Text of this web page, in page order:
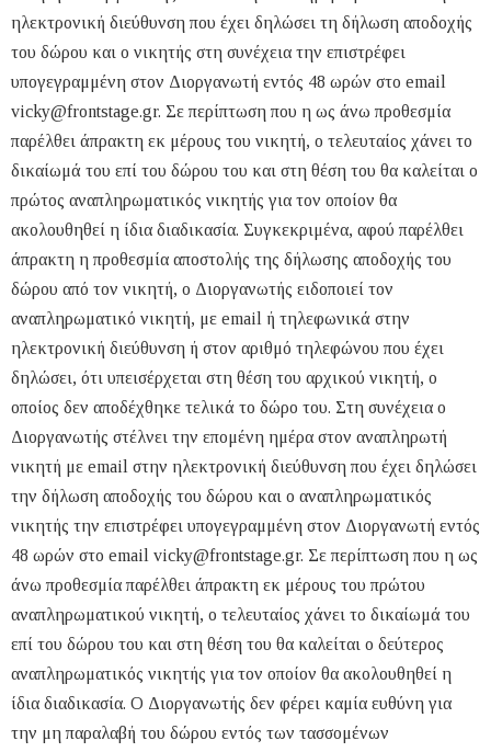
ηλεκτρονική διεύθυνση που έχει δηλώσει τη δήλωση αποδοχής
του δώρου και o νικητής στη συνέχεια την επιστρέφει
υπογεγραμμένη στον Διοργανωτή εντός 48 ωρών στο email
vicky@frontstage.gr. Σε περίπτωση που η ως άνω προθεσμία
παρέλθει άπρακτη εκ μέρους του νικητή, ο τελευταίος χάνει το
δικαίωμά του επί του δώρου του και στη θέση του θα καλείται ο
πρώτος αναπληρωματικός νικητής για τον οποίον θα
ακολουθηθεί η ίδια διαδικασία. Συγκεκριμένα, αφού παρέλθει
άπρακτη η προθεσμία αποστολής της δήλωσης αποδοχής του
δώρου από τον νικητή, ο Διοργανωτής ειδοποιεί τον
αναπληρωματικό νικητή, με email ή τηλεφωνικά στην
ηλεκτρονική διεύθυνση ή στον αριθμό τηλεφώνου που έχει
δηλώσει, ότι υπεισέρχεται στη θέση του αρχικού νικητή, ο
οποίος δεν αποδέχθηκε τελικά το δώρο του. Στη συνέχεια ο
Διοργανωτής στέλνει την επομένη ημέρα στον αναπληρωτή
νικητή με email στην ηλεκτρονική διεύθυνση που έχει δηλώσει
την δήλωση αποδοχής του δώρου και o αναπληρωματικός
νικητής την επιστρέφει υπογεγραμμένη στον Διοργανωτή εντός
48 ωρών στο email vicky@frontstage.gr. Σε περίπτωση που η ως
άνω προθεσμία παρέλθει άπρακτη εκ μέρους του πρώτου
αναπληρωματικού νικητή, ο τελευταίος χάνει το δικαίωμά του
επί του δώρου του και στη θέση του θα καλείται ο δεύτερος
αναπληρωματικός νικητής για τον οποίον θα ακολουθηθεί η
ίδια διαδικασία. Ο Διοργανωτής δεν φέρει καμία ευθύνη για
την μη παραλαβή του δώρου εντός των τασσομένων